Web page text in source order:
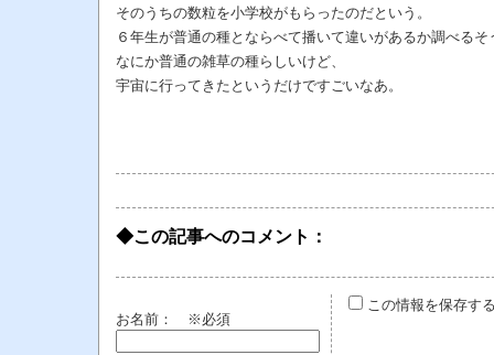
そのうちの数粒を小学校がもらったのだという。
６年生が普通の種とならべて播いて違いがあるか調べるそ
なにか普通の雑草の種らしいけど、
宇宙に行ってきたというだけですごいなあ。
◆この記事へのコメント：
お名前： ※必須
この情報を保存す